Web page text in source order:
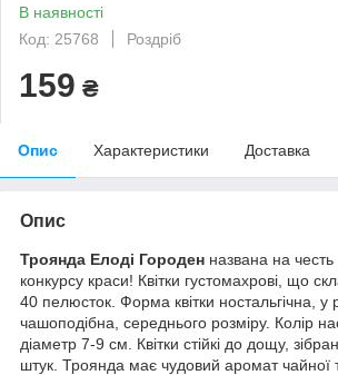
В наявності
Код: 25768
Роздріб
159 ₴
Опис Характеристики Доставка
Опис
Троянда Елоді Городен названа на
конкурсу краси! Квітки густомахрові, що
40 пелюсток. Форма квітки ностальгічна, у
чашоподібна, середнього розміру. Колір
діаметр 7-9 см. Квітки стійкі до дощу,
штук. Троянда має чудовий аромат чайної